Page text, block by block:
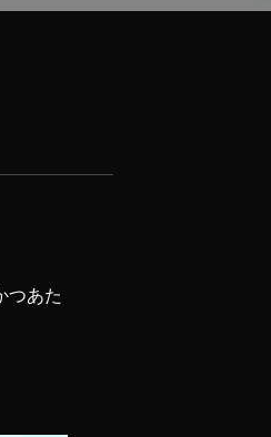
つあた